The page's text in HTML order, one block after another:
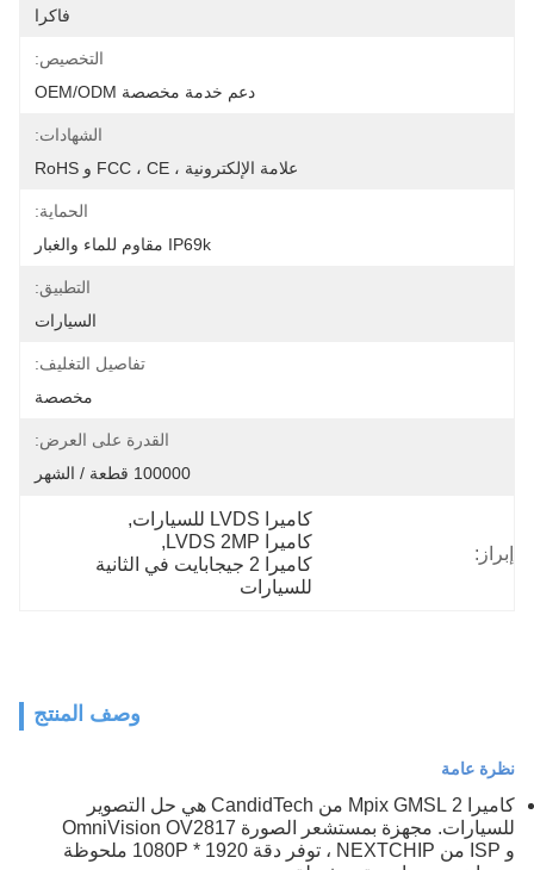
فاكرا
التخصيص:
دعم خدمة مخصصة OEM/ODM
الشهادات:
علامة الإلكترونية ، FCC ، CE و RoHS
الحماية:
IP69k مقاوم للماء والغبار
التطبيق:
السيارات
تفاصيل التغليف:
مخصصة
القدرة على العرض:
100000 قطعة / الشهر
إبراز:
كاميرا LVDS للسيارات
,
كاميرا LVDS 2MP
,
للسيارات
وصف المنتج
نظرة عامة
كاميرا 2 Mpix GMSL من CandidTech هي حل التصوير
للسيارات. مجهزة بمستشعر الصورة OmniVision OV2817
و ISP من NEXTCHIP ، توفر دقة 1920 * 1080P ملحوظة